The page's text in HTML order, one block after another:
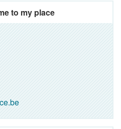
to my place